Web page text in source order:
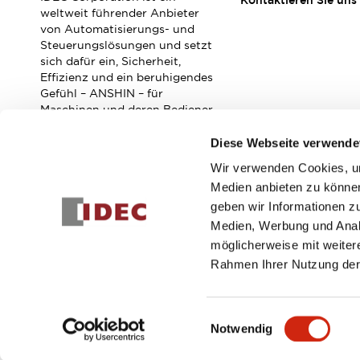
Diese Webseite
Wir verwenden Cookies,
Medien anbieten zu
geben wir Informationen
Medien, Werbung und
möglicherweise mit
Rahmen Ihrer Nutzung
Einwilligungsauswahl
Notwendig
Veranstaltungen / Seminare
Unterstützung
Kontaktieren Sie uns
So finden Sie uns
Online Händler
weltweit führender Anbieter
von Automatisierungs- und
Steuerungslösungen und setzt
sich dafür ein, Sicherheit,
Effizienz und ein beruhigendes
Gefühl – ANSHIN – für
Maschinen und deren Bediener
Abonnieren Sie unseren Newsletter!
Registrieren
Datenschutzrichtlinie